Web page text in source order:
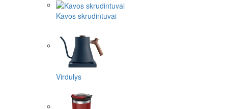
Kavos skrudintuvai
Virdulys